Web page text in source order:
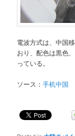
電波方式は、中国
おり、配色は黒色
っている。
ソース：手机中国